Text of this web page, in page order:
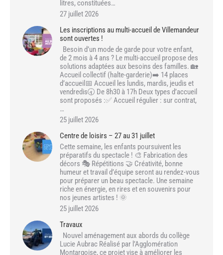
litres, constituées…
27 juillet 2026
Les inscriptions au multi-accueil de Villemandeur
sont ouvertes !
Besoin d’un mode de garde pour votre enfant,
de 2 mois à 4 ans ? Le multi-accueil propose des
solutions adaptées aux besoins des familles. 🏡
Accueil collectif (halte-garderie)➡️ 14 places
d’accueil📅 Accueil les lundis, mardis, jeudis et
vendredis🕣 De 8h30 à 17h Deux types d’accueil
sont proposés :✅ Accueil régulier : sur contrat,
…
25 juillet 2026
Centre de loisirs – 27 au 31 juillet
Cette semaine, les enfants poursuivent les
préparatifs du spectacle ! 🎨 Fabrication des
décors 🎭 Répétitions 🤝 Créativité, bonne
humeur et travail d’équipe seront au rendez-vous
pour préparer un beau spectacle. Une semaine
riche en énergie, en rires et en souvenirs pour
nos jeunes artistes ! 🌞
25 juillet 2026
Travaux
Nouvel aménagement aux abords du collège
Lucie Aubrac Réalisé par l’Agglomération
Montargoise, ce projet vise à améliorer les